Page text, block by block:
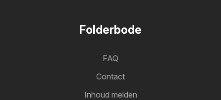
Folderbode
FAQ
Contact
Inhoud melden